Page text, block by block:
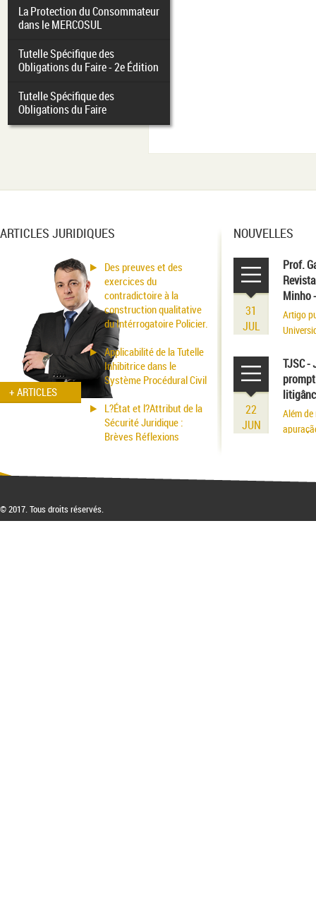
La Protection du Consommateur
dans le MERCOSUL
Tutelle Spécifique des
Obligations du Faire - 2e Édition
Tutelle Spécifique des
Obligations du Faire
ARTICLES JURIDIQUES
+ ARTICLES
Des preuves et des
exercices du
contradictoire à la
construction qualitative
du Intérrogatoire Policier.
Applicabilité de la Tutelle
Inhibitrice dans le
Système Procédural Civil
L?État et l?Attribut de la
Sécurité Juridique :
Brèves Réflexions
NOUVELLES
31
JUL
Prof.
Minho
Artigo
22
JUN
TJSC -
Além
© 2017. Tous droits réservés.